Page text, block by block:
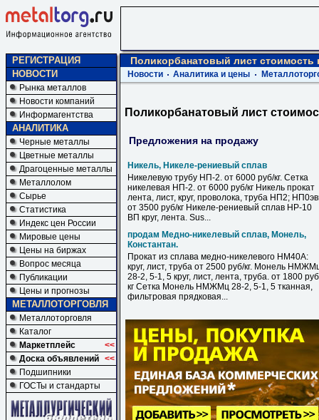
РЕГИСТРАЦИЯ
НОВОСТИ
Рынка металлов
Новости компаний
Информагентства
АНАЛИТИКА
Черные металлы
Цветные металлы
Драгоценные металлы
Металлолом
Сырье
Статистика
Индекс цен России
Мировые цены
Цены на биржах
Вопрос месяца
Публикации
Цены и прогнозы
МЕТАЛЛОТОРГОВЛЯ
Металлоторговля
Каталог
Маркетплейс
<<
Доска объявлений <<
Подшипники
ГОСТы и стандарты
Поликорбанатовый лист стоимость
Новости Аналитика и цены
Поликорбанатовый лист
Предложения на продажу
Никель, Никеле-рениевый сплав
Никелевую трубу НП-2. от 6000 руб/кг. Сетка
никелевая НП-2. от 6000 руб/кг Никель прокат
лента, лист, круг, проволока, труба НП2;
от 3500 руб/кг Никеле-рениевый сплав НР-10
ВП круг, лента. Sus...
продам Медно-никелевый сплав, Монель,
Константан.
Прокат из сплава медно-никелевого НМ40А:
круг, лист, труба от 2500 руб/кг. Монель
28-2, 5-1, 5 круг, лист, лента, труба. от 1800
кг Сетка Монель НМЖМц 28-2, 5-1, 5 тканная,
фильтровая прядковая...